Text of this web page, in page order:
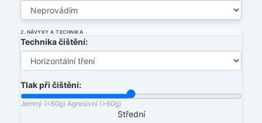
2. NÁVYKY A TECHNIKA
Technika čištění:
Tlak při čištění:
Jemný (<60g) Agresivní (>60g)
Střední